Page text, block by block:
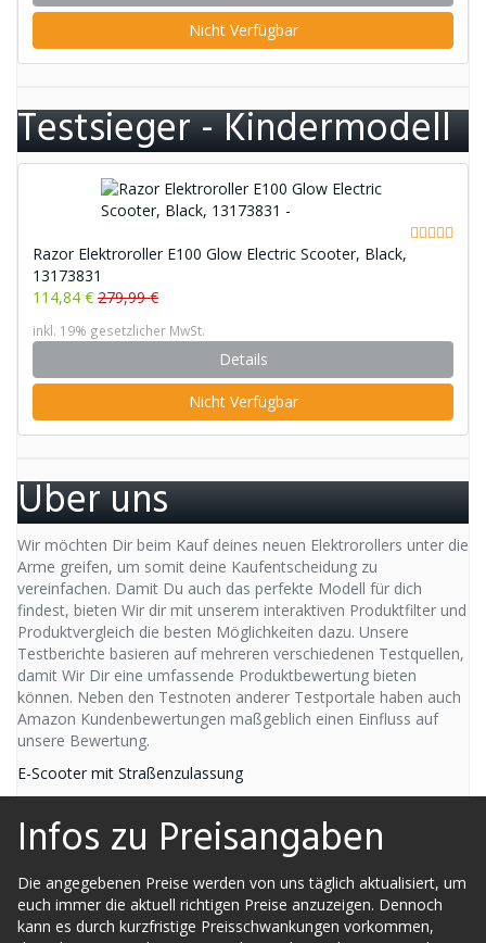
Nicht Verfügbar
Testsieger - Kindermodell
Razor Elektroroller E100 Glow Electric Scooter, Black,
13173831
114,84 € 279,99 €
inkl. 19% gesetzlicher MwSt.
Details
Nicht Verfügbar
Über uns
Wir möchten Dir beim Kauf deines neuen Elektrorollers unter die
Arme greifen, um somit deine Kaufentscheidung zu
vereinfachen. Damit Du auch das perfekte Modell für dich
findest, bieten Wir dir mit unserem interaktiven Produktfilter und
Produktvergleich die besten Möglichkeiten dazu. Unsere
Testberichte basieren auf mehreren verschiedenen Testquellen,
damit Wir Dir eine umfassende Produktbewertung bieten
können. Neben den Testnoten anderer Testportale haben auch
Amazon Kundenbewertungen maßgeblich einen Einfluss auf
unsere Bewertung.
E-Scooter mit Straßenzulassung
Infos zu Preisangaben
Die angegebenen Preise werden von uns täglich aktualisiert, um
euch immer die aktuell richtigen Preise anzuzeigen. Dennoch
kann es durch kurzfristige Preisschwankungen vorkommen,